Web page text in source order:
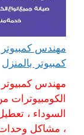
كمبيوتر بالمنزل
مهندس
الكومبيوترات
السوداء ،
، مشاكل وحدات